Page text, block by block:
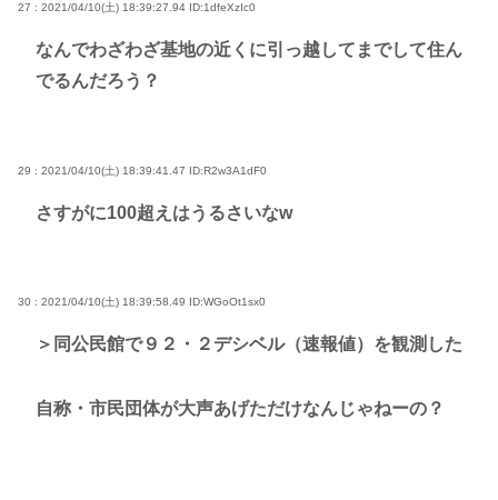
27 : 2021/04/10(土) 18:39:27.94 ID:1dfeXzIc0
なんでわざわざ基地の近くに引っ越してまでして住ん
でるんだろう？
29 : 2021/04/10(土) 18:39:41.47 ID:R2w3A1dF0
さすがに100超えはうるさいなw
30 : 2021/04/10(土) 18:39:58.49 ID:WGoOt1sx0
＞同公民館で９２・２デシベル（速報値）を観測した
自称・市民団体が大声あげただけなんじゃねーの？